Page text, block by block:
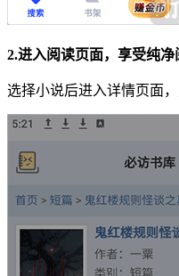
2.进入阅读页面，享受纯净
选择小说后进入详情页面